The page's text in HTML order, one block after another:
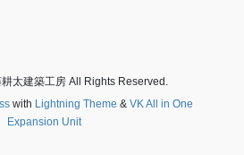
太建築工房 All Rights Reserved.
with Lightning Theme & VK All in One
Expansion Unit